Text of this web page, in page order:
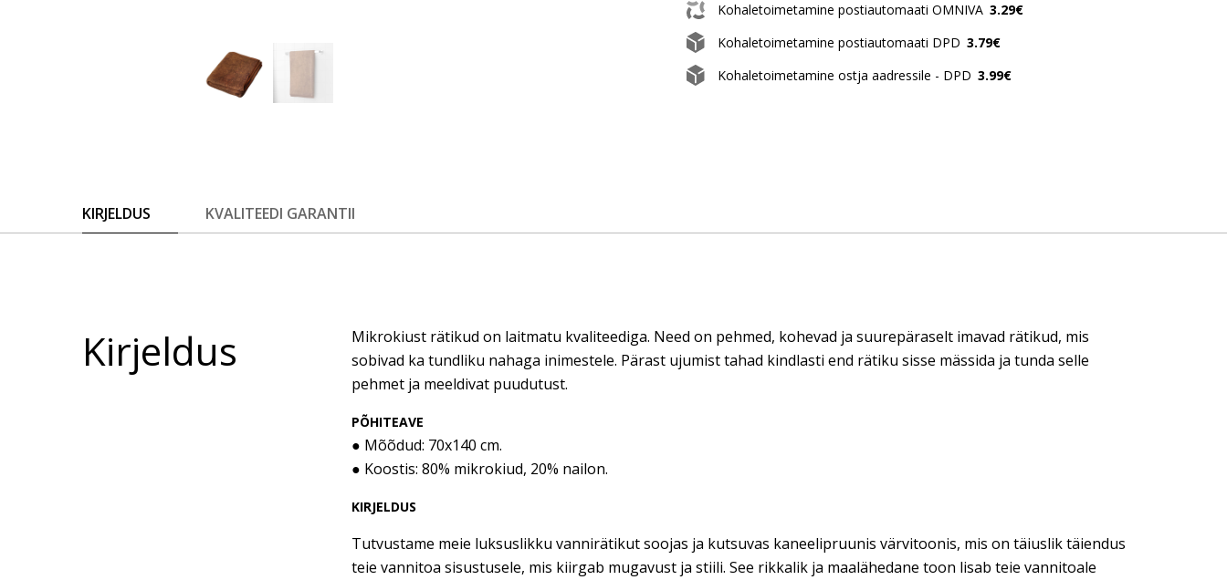
Kohaletoimetamine postiautomaati OMNIVA 3.29€
Kohaletoimetamine postiautomaati DPD 3.79€
Kohaletoimetamine ostja aadressile - DPD 3.99€
KIRJELDUS KVALITEEDI GARANTII
Kirjeldus
Mikrokiust rätikud on laitmatu kvaliteediga. Need on pehmed, kohevad ja suurepäraselt imavad rätikud, mis
sobivad ka tundliku nahaga inimestele. Pärast ujumist tahad kindlasti end rätiku sisse mässida ja tunda selle
pehmet ja meeldivat puudutust.
PÕHITEAVE
● Mõõdud: 70x140 cm.
● Koostis: 80% mikrokiud, 20% nailon.
KIRJELDUS
Tutvustame meie luksuslikku vannirätikut soojas ja kutsuvas kaneelipruunis värvitoonis, mis on täiuslik täiendus
teie vannitoa sisustusele, mis kiirgab mugavust ja stiili. See rikkalik ja maalähedane toon lisab teie vannitoale